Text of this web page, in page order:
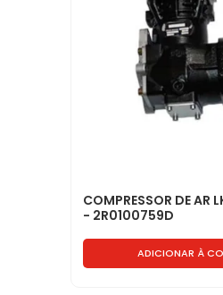
COMPRESSOR DE AR
- 2R0100759D
ADICIONAR À